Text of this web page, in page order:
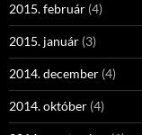
2015. február (4)
2015. január (3)
2014. december (4)
2014. október (4)